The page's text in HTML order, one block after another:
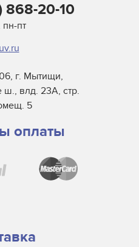
868-20-10
пт
г. Мытищи,
ш., влд. 23А, стр.
5
оплаты